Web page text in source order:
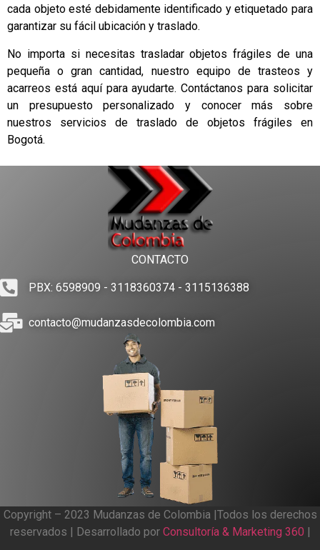
cada objeto esté debidamente identificado y etiquetado para
garantizar su fácil ubicación y traslado.
No importa si necesitas trasladar objetos frágiles de una
pequeña o gran cantidad, nuestro equipo de trasteos y
acarreos está aquí para ayudarte. Contáctanos para solicitar
un presupuesto personalizado y conocer más sobre
nuestros servicios de traslado de objetos frágiles en
Bogotá.
CONTACTO
PBX: 6598909 - 3118360374 - 3115136388
contacto@mudanzasdecolombia.com
Copyright – 2023 Mudanzas de Colombia |Todos los derechos
reservados | Desarrollado por Consultoría & Marketing 360 |